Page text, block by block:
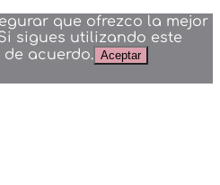
que ofrezco la mejor
sigues utilizando este
acuerdo. Aceptar